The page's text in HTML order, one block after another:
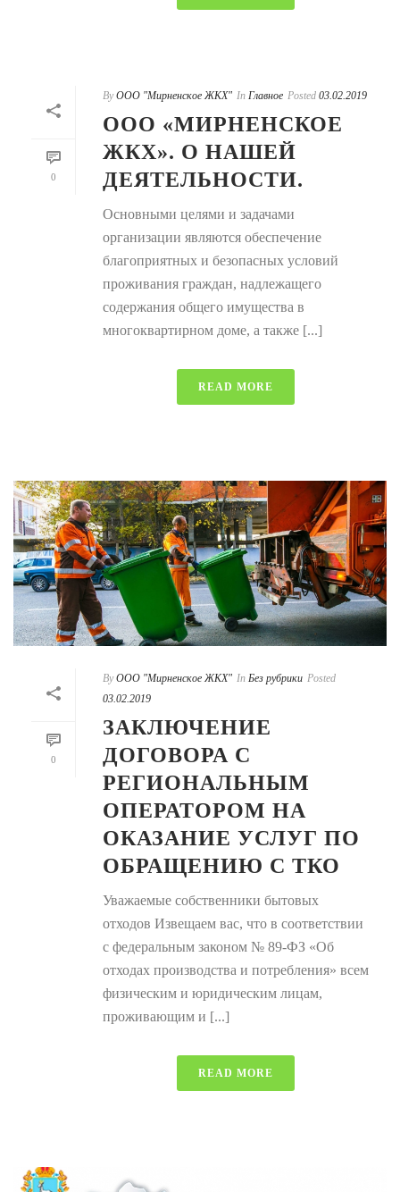
0
By ООО "Мирненское ЖКХ" In Главное Posted 03.02.2019
ООО «МИРНЕНСКОЕ
ЖКХ». О НАШЕЙ
ДЕЯТЕЛЬНОСТИ.
Основными целями и задачами
организации являются обеспечение
благоприятных и безопасных условий
проживания граждан, надлежащего
содержания общего имущества в
многоквартирном доме, а также [...]
READ MORE
0
By ООО "Мирненское ЖКХ" In Без рубрики Posted
03.02.2019
ЗАКЛЮЧЕНИЕ
ДОГОВОРА С
РЕГИОНАЛЬНЫМ
ОПЕРАТОРОМ НА
ОКАЗАНИЕ УСЛУГ ПО
ОБРАЩЕНИЮ С ТКО
Уважаемые собственники бытовых
отходов Извещаем вас, что в соответствии
с федеральным законом № 89-ФЗ «Об
отходах производства и потребления» всем
физическим и юридическим лицам,
проживающим и [...]
READ MORE